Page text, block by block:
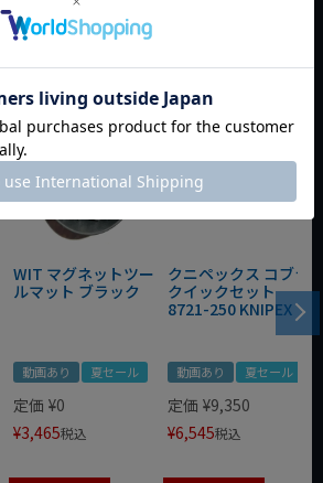
WIT マグネットツー
ルマット ブラック
動画あり 夏セール
定価 ¥0
¥3,465税込
クニペックス コブラ
クイックセット
8721-250 KNIPEX
動画あり 夏セール
定価 ¥9,350
¥6,545税込